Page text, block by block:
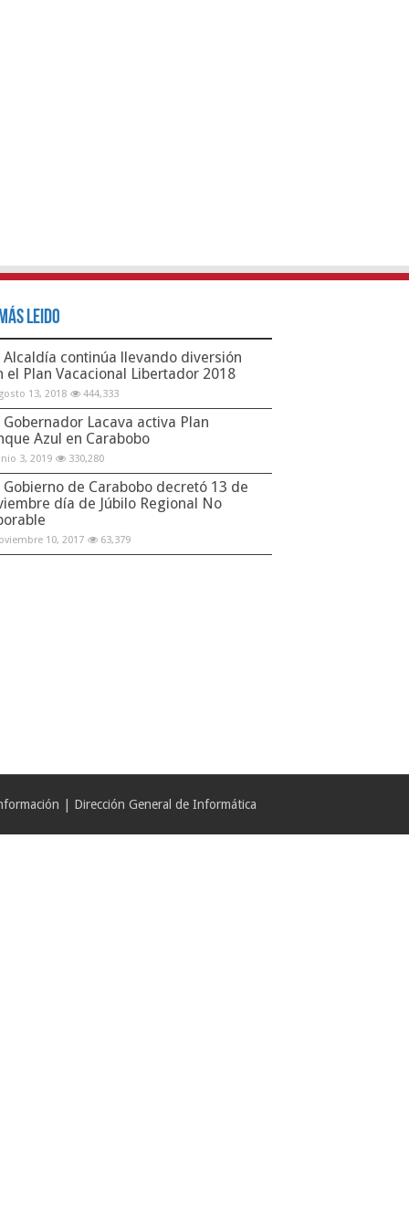
Leido
Alcaldía continúa llevando diversión
el Plan Vacacional Libertador 2018
13, 2018 444,333
Gobernador Lacava activa Plan
Azul en Carabobo
3, 2019 330,280
Gobierno de Carabobo decretó 13 de
día de Júbilo Regional No
10, 2017 63,379
| Dirección General de Informática